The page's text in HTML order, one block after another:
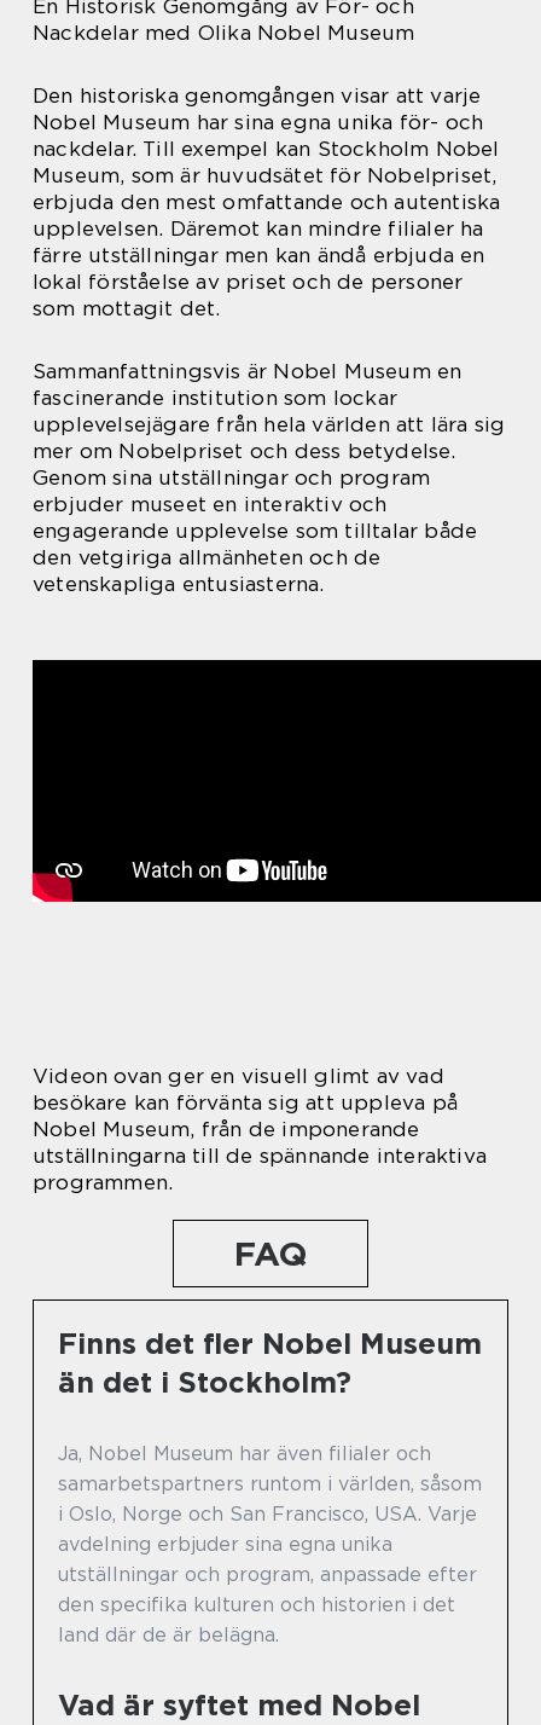
En Historisk Genomgång av För- och
Nackdelar med Olika Nobel Museum
Den historiska genomgången visar att varje
Nobel Museum har sina egna unika för- och
nackdelar. Till exempel kan Stockholm Nobel
Museum, som är huvudsätet för Nobelpriset,
erbjuda den mest omfattande och autentiska
upplevelsen. Däremot kan mindre filialer ha
färre utställningar men kan ändå erbjuda en
lokal förståelse av priset och de personer
som mottagit det.
Sammanfattningsvis är Nobel Museum en
fascinerande institution som lockar
upplevelsejägare från hela världen att lära sig
mer om Nobelpriset och dess betydelse.
Genom sina utställningar och program
erbjuder museet en interaktiv och
engagerande upplevelse som tilltalar både
den vetgiriga allmänheten och de
vetenskapliga entusiasterna.
Videon ovan ger en visuell glimt av vad
besökare kan förvänta sig att uppleva på
Nobel Museum, från de imponerande
utställningarna till de spännande interaktiva
programmen.
FAQ
Finns det fler Nobel Museum
än det i Stockholm?
Ja, Nobel Museum har även filialer och
samarbetspartners runtom i världen, såsom
i Oslo, Norge och San Francisco, USA. Varje
avdelning erbjuder sina egna unika
utställningar och program, anpassade efter
den specifika kulturen och historien i det
land där de är belägna.
Vad är syftet med Nobel